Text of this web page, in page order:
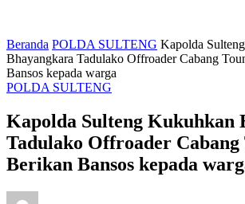
Beranda POLDA SULTENG Kapolda
Bhayangkara Tadulako Offroader Cabang
Bansos kepada warga
POLDA SULTENG
Kapolda Sulteng Kukuhkan
Tadulako Offroader Cabang
Berikan Bansos kepada